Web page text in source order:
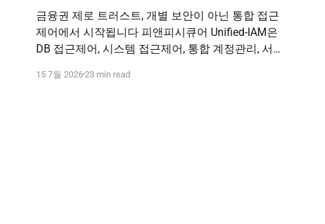
금융권 제로 트러스트, 개별 보안이 아닌 통합 접근
제어에서 시작됩니다 피앤피시큐어 Unified-IAM은
DB 접근제어, 시스템 접근제어, 통합 계정관리, 서버·
하나의 보안 체계에서 관리합니다. 통합 접근제어 문
15 7월 202623 min read